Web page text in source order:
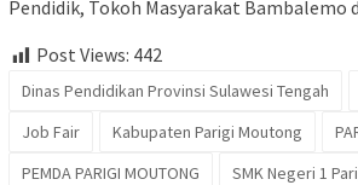
Pendidik, Tokoh Masyarakat Bambalemo
Post Views: 442
Dinas Pendidikan Provinsi Sulawesi Tengah
Job Fair
Kabupaten Parigi Moutong
PEMDA PARIGI MOUTONG
SMK Negeri 1